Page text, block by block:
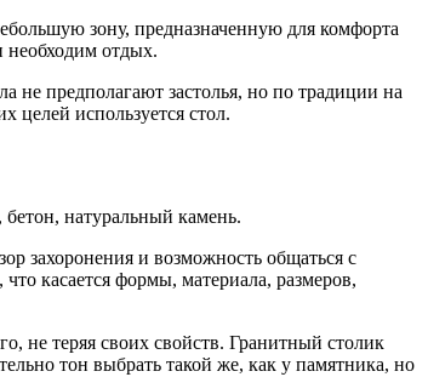
зону, предназначенную для комфорта
необходим отдых.
не предполагают застолья, но по традиции на
целей используется стол.
натуральный камень.
захоронения и возможность общаться с
касается формы, материала, размеров,
не теряя своих свойств. Гранитный столик
тон выбрать такой же, как у памятника, но